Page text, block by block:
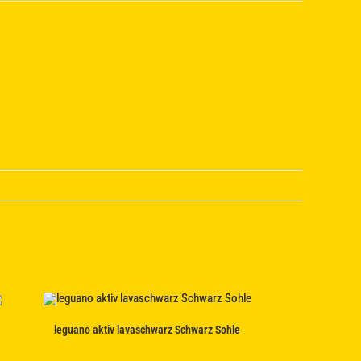
leguano aktiv lavaschwarz Schwarz Sohle